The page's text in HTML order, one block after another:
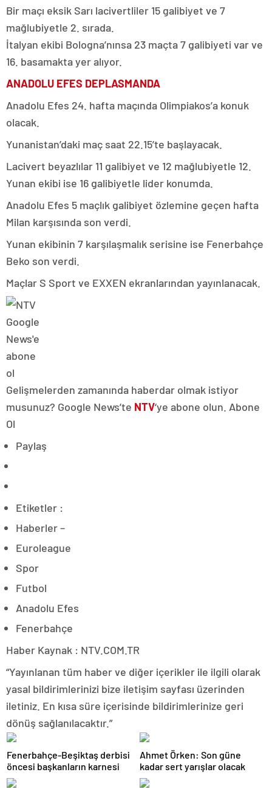
Bir maçı eksik Sarı lacivertliler 15 galibiyet ve 7
mağlubiyetle 2. sırada.
İtalyan ekibi Bologna’nınsa 23 maçta 7 galibiyeti var ve
16. basamakta yer alıyor.
ANADOLU EFES DEPLASMANDA
Anadolu Efes 24. hafta maçında Olimpiakos’a konuk
olacak.
Yunanistan’daki maç saat 22.15’te başlayacak.
Lacivert beyazlılar 11 galibiyet ve 12 mağlubiyetle 12.
Yunan ekibi ise 16 galibiyetle lider konumda.
Anadolu Efes 5 maçlık galibiyet özlemine geçen hafta
Milan karşısında son verdi.
Yunan ekibinin 7 karşılaşmalık serisine ise Fenerbahçe
Beko son verdi.
Maçlar S Sport ve EXXEN ekranlarından yayınlanacak.
Gelişmelerden zamanında haberdar olmak istiyor
musunuz? Google News’te NTV‘ye abone olun. Abone
Ol
Paylaş
Etiketler :
Haberler –
Euroleague
Spor
Futbol
Anadolu Efes
Fenerbahçe
Haber Kaynak : NTV.COM.TR
“Yayınlanan tüm haber ve diğer içerikler ile ilgili olarak
yasal bildirimlerinizi bize iletişim sayfası üzerinden
iletiniz. En kısa süre içerisinde bildirimlerinize geri
dönüş sağlanılacaktır.”
Fenerbahçe-Beşiktaş derbisi
öncesi başkanların karnesi
Ahmet Örken: Son güne
kadar sert yarışlar olacak